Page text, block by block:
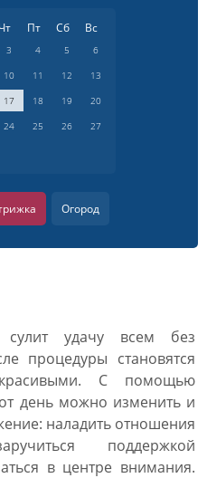
Чт Пт Сб Вс
3 4 5
6
10 11 12
13
17 18 19
20
24 25 26
27
Огород
удачу всем без
процедуры становятся
С помощью
день можно изменить и
наладить отношения
поддержкой
в центре внимания.